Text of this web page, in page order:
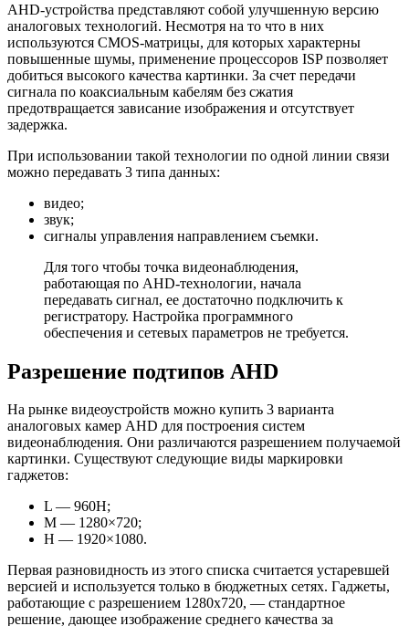
AHD-устройства представляют собой улучшенную версию
аналоговых технологий. Несмотря на то что в них
используются CMOS-матрицы, для которых характерны
повышенные шумы, применение процессоров ISP позволяет
добиться высокого качества картинки. За счет передачи
сигнала по коаксиальным кабелям без сжатия
предотвращается зависание изображения и отсутствует
задержка.
При использовании такой технологии по одной линии связи
можно передавать 3 типа данных:
видео;
звук;
сигналы управления направлением съемки.
Для того чтобы точка видеонаблюдения,
работающая по AHD-технологии, начала
передавать сигнал, ее достаточно подключить к
регистратору. Настройка программного
обеспечения и сетевых параметров не требуется.
Разрешение подтипов AHD
На рынке видеоустройств можно купить 3 варианта
аналоговых камер AHD для построения систем
видеонаблюдения. Они различаются разрешением получаемой
картинки. Существуют следующие виды маркировки
гаджетов:
L — 960H;
M — 1280×720;
H — 1920×1080.
Первая разновидность из этого списка считается устаревшей
версией и используется только в бюджетных сетях. Гаджеты,
работающие с разрешением 1280х720, — стандартное
решение, дающее изображение среднего качества за